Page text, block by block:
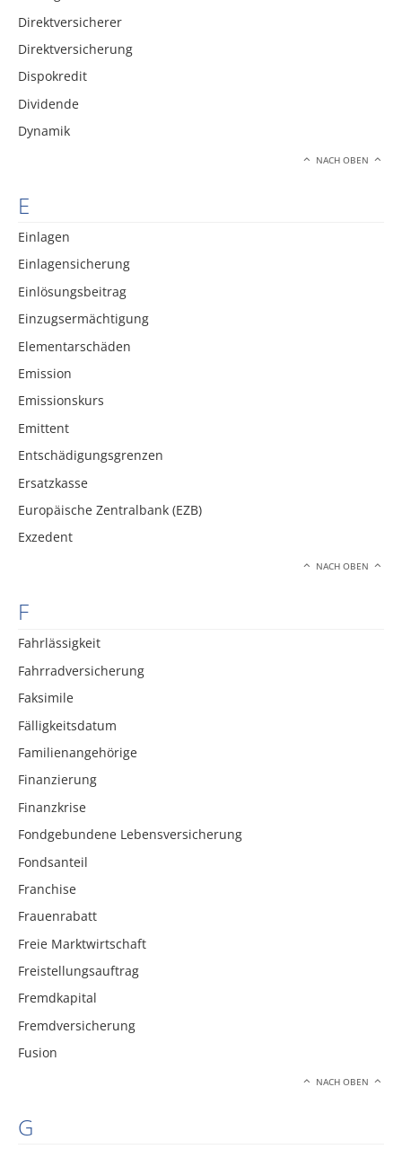
Direktversicherer
Direktversicherung
Dispokredit
Dividende
Dynamik
NACH OBEN
E
Einlagen
Einlagensicherung
Einlösungsbeitrag
Einzugsermächtigung
Elementarschäden
Emission
Emissionskurs
Emittent
Entschädigungsgrenzen
Ersatzkasse
Europäische Zentralbank (EZB)
Exzedent
NACH OBEN
F
Fahrlässigkeit
Fahrradversicherung
Faksimile
Fälligkeitsdatum
Familienangehörige
Finanzierung
Finanzkrise
Fondgebundene Lebensversicherung
Fondsanteil
Franchise
Frauenrabatt
Freie Marktwirtschaft
Freistellungsauftrag
Fremdkapital
Fremdversicherung
Fusion
NACH OBEN
G